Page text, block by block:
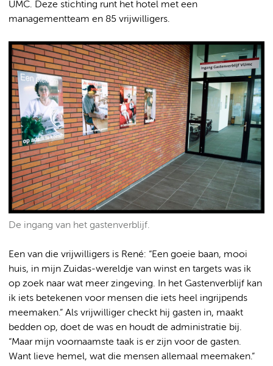
UMC. Deze stichting runt het hotel met een
managementteam en 85 vrijwilligers.
De ingang van het gastenverblijf.
Een van die vrijwilligers is René: “Een goeie baan, mooi
huis, in mijn Zuidas-wereldje van winst en targets was ik
op zoek naar wat meer zingeving. In het Gastenverblijf kan
ik iets betekenen voor mensen die iets heel ingrijpends
meemaken.” Als vrijwilliger checkt hij gasten in, maakt
bedden op, doet de was en houdt de administratie bij.
“Maar mijn voornaamste taak is er zijn voor de gasten.
Want lieve hemel, wat die mensen allemaal meemaken.”